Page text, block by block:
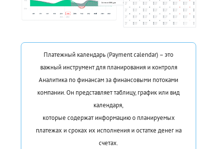
Платежный календарь (Payment calendar) – это
важный инструмент для планирования и контроля
Аналитика по финансам за финансовыми потоками
компании. Он представляет таблицу, график или вид
календаря,
которые содержат информацию о планируемых
платежах и сроках их исполнения и остатке денег на
счетах.